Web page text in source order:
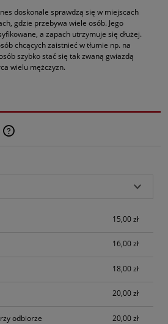
doskonale sprawdzą się w miejscach
gdzie przebywa wiele osób. Jego
a zapach utrzymuje się dłużej.
chcących zaistnieć w tłumie np. na
szybko stać się tak zwaną gwiazdą
wielu mężczyzn.
kosztów płatności
15,00 zł
16,00 zł
18,00 zł
20,00 zł
odbiorze 20,00 zł